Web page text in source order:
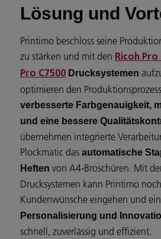
Lösung und
Printimo beschloss seine
zu stärken und mit den Ricoh Pro
Pro C7500 Drucksystemen
optimieren den
verbesserte Farbgenauigkeit,
und eine bessere
übernehmen integrierte
Plockmatic das automatische
Heften von A4-Broschüren. Mit
Drucksystemen kann Printimo
Kundenwünsche eingehen und ein
Personalisierung und
schnell, zuverlässig und effizient.